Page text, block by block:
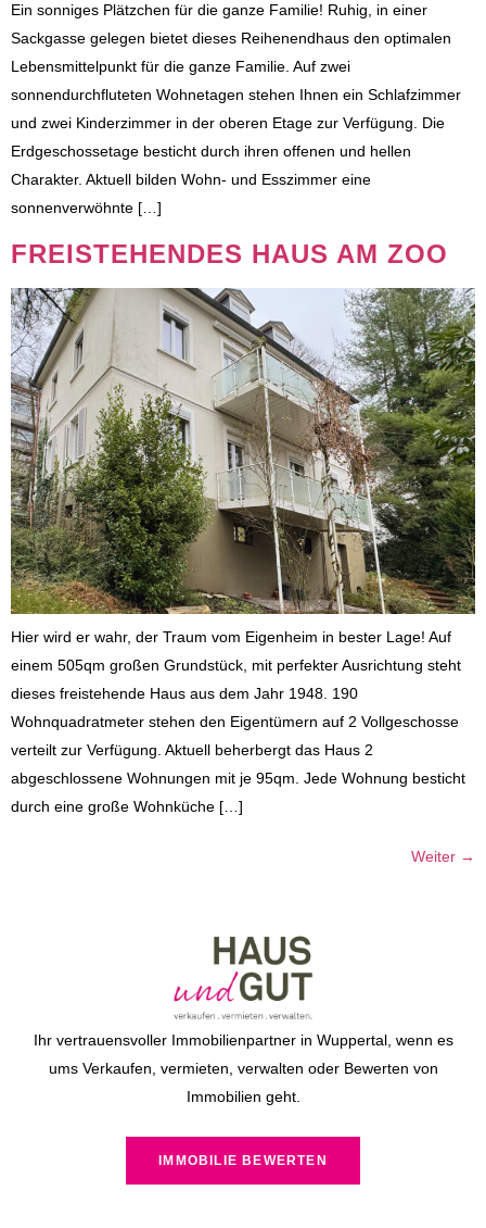
Ein sonniges Plätzchen für die ganze Familie! Ruhig, in einer
Sackgasse gelegen bietet dieses Reihenendhaus den optimalen
Lebensmittelpunkt für die ganze Familie. Auf zwei
sonnendurchfluteten Wohnetagen stehen Ihnen ein Schlafzimmer
und zwei Kinderzimmer in der oberen Etage zur Verfügung. Die
Erdgeschossetage besticht durch ihren offenen und hellen
Charakter. Aktuell bilden Wohn- und Esszimmer eine
sonnenverwöhnte […]
FREISTEHENDES HAUS AM ZOO
Hier wird er wahr, der Traum vom Eigenheim in bester Lage! Auf
einem 505qm großen Grundstück, mit perfekter Ausrichtung steht
dieses freistehende Haus aus dem Jahr 1948. 190
Wohnquadratmeter stehen den Eigentümern auf 2 Vollgeschosse
verteilt zur Verfügung. Aktuell beherbergt das Haus 2
abgeschlossene Wohnungen mit je 95qm. Jede Wohnung besticht
durch eine große Wohnküche […]
Weiter →
Ihr vertrauensvoller Immobilienpartner in Wuppertal, wenn es
ums Verkaufen, vermieten, verwalten oder Bewerten von
Immobilien geht.
IMMOBILIE BEWERTEN